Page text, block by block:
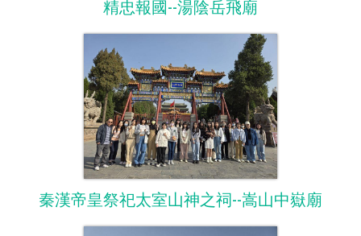
精忠報國--湯陰岳飛廟
秦漢帝皇祭祀太室山神之祠--嵩山中嶽廟